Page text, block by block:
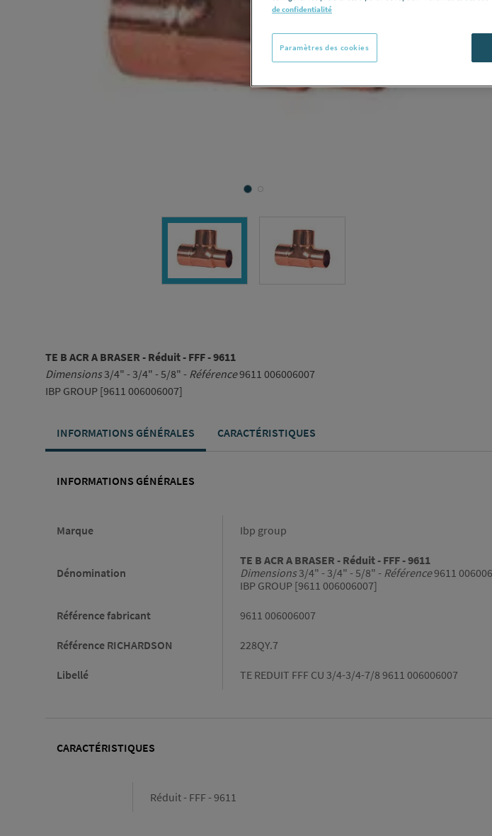
TE B ACR A BRASER - Réduit - FFF - 9611
Dimensions3/4" - 3/4" - 5/8" - Référence9611 006006007
IBP GROUP [9611 006006007]
INFORMATIONS GÉNÉRALES CARACTÉRISTIQUES
INFORMATIONS GÉNÉRALES
Marque Ibp group
Dénomination
TE B ACR A BRASER - Réduit - FFF - 9611
Dimensions3/4" - 3/4" - 5/8" - Référence9611
IBP GROUP [9611 006006007]
Référence fabricant 9611 006006007
Référence RICHARDSON 228QY.7
Libellé TE REDUIT FFF CU 3/4-3/4-7/8 9611 006006007
CARACTÉRISTIQUES
Réduit - FFF - 9611
de confidentialité
Paramètres des cookies